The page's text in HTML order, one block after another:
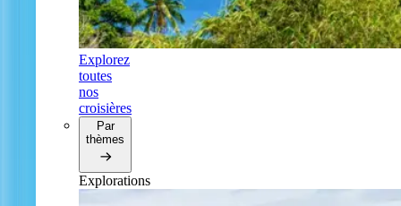
Explorez
toutes
nos
croisières
Par
thèmes
Explorations